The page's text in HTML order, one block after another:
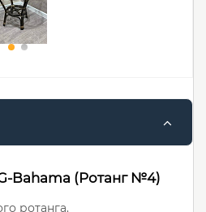
Bahama (Ротанг №4)
ротанга.